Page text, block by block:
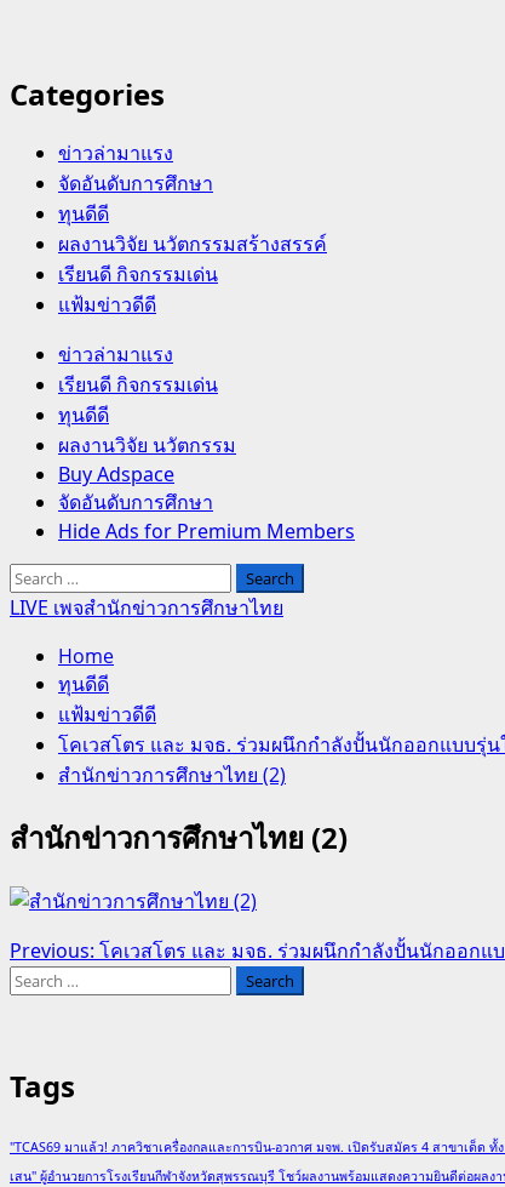
Categories
ข่าวล่ามาแรง
จัดอันดับการศึกษา
ทุนดีดี
ผลงานวิจัย นวัตกรรมสร้างสรรค์
เรียนดี กิจกรรมเด่น
แฟ้มข่าวดีดี
Primary
Menu
ข่าวล่ามาแรง
เรียนดี กิจกรรมเด่น
ทุนดีดี
ผลงานวิจัย นวัตกรรม
Buy Adspace
จัดอันดับการศึกษา
Hide Ads for Premium Members
Search
for:
LIVE เพจสำนักข่าวการศึกษาไทย
Home
ทุนดีดี
แฟ้มข่าวดีดี
โคเวสโตร และ มจธ. ร่วมผนึกกำลังปั้นนักออกแบบรุ่
สำนักข่าวการศึกษาไทย (2)
สำนักข่าวการศึกษาไทย (2)
Post
navigation
Previous: โคเวสโตร และ มจธ. ร่วมผนึกกำลังปั้นนักออก
Search
for:
Tags
"TCAS69 มาแล้ว! ภาควิชาเครื่องกลและการบิน-อวกาศ มจพ. เปิดรับสมัคร 4 สาขาเด็ด ทั้ง
เสน" ผู้อำนวยการโรงเรียนกีฬาจังหวัดสุพรรณบุรี โชว์ผลงานพร้อมแสดงความยินดีต่อผล